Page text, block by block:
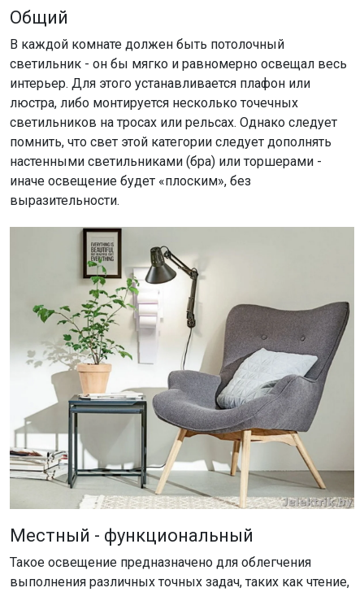
Общий
В каждой комнате должен быть потолочный
светильник - он бы мягко и равномерно освещал весь
интерьер. Для этого устанавливается плафон или
люстра, либо монтируется несколько точечных
светильников на тросах или рельсах. Однако следует
помнить, что свет этой категории следует дополнять
настенными светильниками (бра) или торшерами -
иначе освещение будет «плоским», без
выразительности.
Местный - функциональный
Такое освещение предназначено для облегчения
выполнения различных точных задач, таких как чтение,